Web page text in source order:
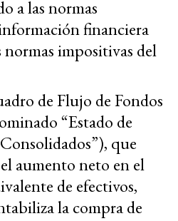
a las normas
financiera
impositivas del
de Flujo de Fondos
“Estado de
que
aumento neto en el
de efectivos,
la compra de